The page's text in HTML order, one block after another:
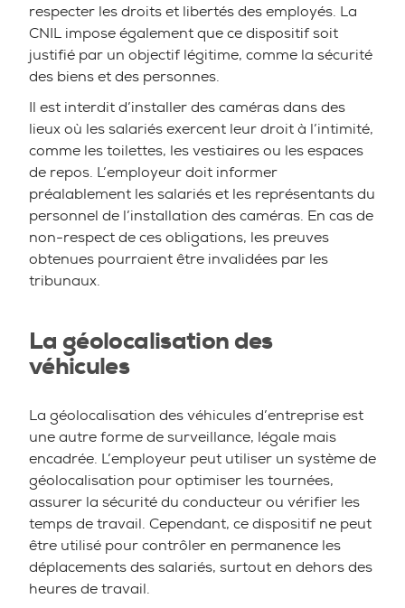
respecter les droits et libertés des employés. La
CNIL impose également que ce dispositif soit
justifié par un objectif légitime, comme la sécurité
des biens et des personnes.
Il est interdit d’installer des caméras dans des
lieux où les salariés exercent leur droit à l’intimité,
comme les toilettes, les vestiaires ou les espaces
de repos. L’employeur doit informer
préalablement les salariés et les représentants du
personnel de l’installation des caméras. En cas de
non-respect de ces obligations, les preuves
obtenues pourraient être invalidées par les
tribunaux.
La géolocalisation des
véhicules
La géolocalisation des véhicules d’entreprise est
une autre forme de surveillance, légale mais
encadrée. L’employeur peut utiliser un système de
géolocalisation pour optimiser les tournées,
assurer la sécurité du conducteur ou vérifier les
temps de travail. Cependant, ce dispositif ne peut
être utilisé pour contrôler en permanence les
déplacements des salariés, surtout en dehors des
heures de travail.